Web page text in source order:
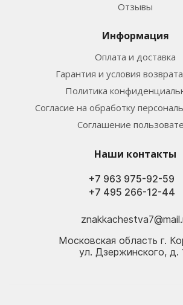
Отзывы
Информация
Оплата и доставка
Гарантия и условия
Политика
Согласие на обработку
Соглашение
Наши контакты
+7 495 266-12-44
+7 963 975-92-59
Московская область г.
ул. Дзержинского, д.